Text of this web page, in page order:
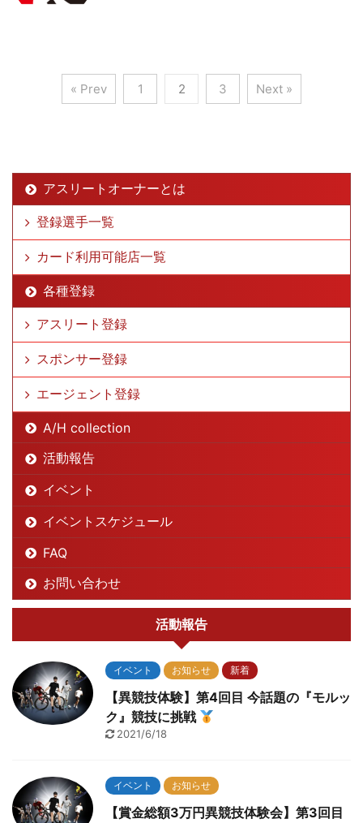
« Prev 1 2 3 Next »
アスリートオーナーとは
登録選手一覧
カード利用可能店一覧
各種登録
アスリート登録
スポンサー登録
エージェント登録
A/H collection
活動報告
イベント
イベントスケジュール
FAQ
お問い合わせ
活動報告
イベント お知らせ 新着
【異競技体験】第4回目 今話題の『モルッ
ク』競技に挑戦
2021/6/18
イベント お知らせ
【賞金総額3万円異競技体験会】第3回目